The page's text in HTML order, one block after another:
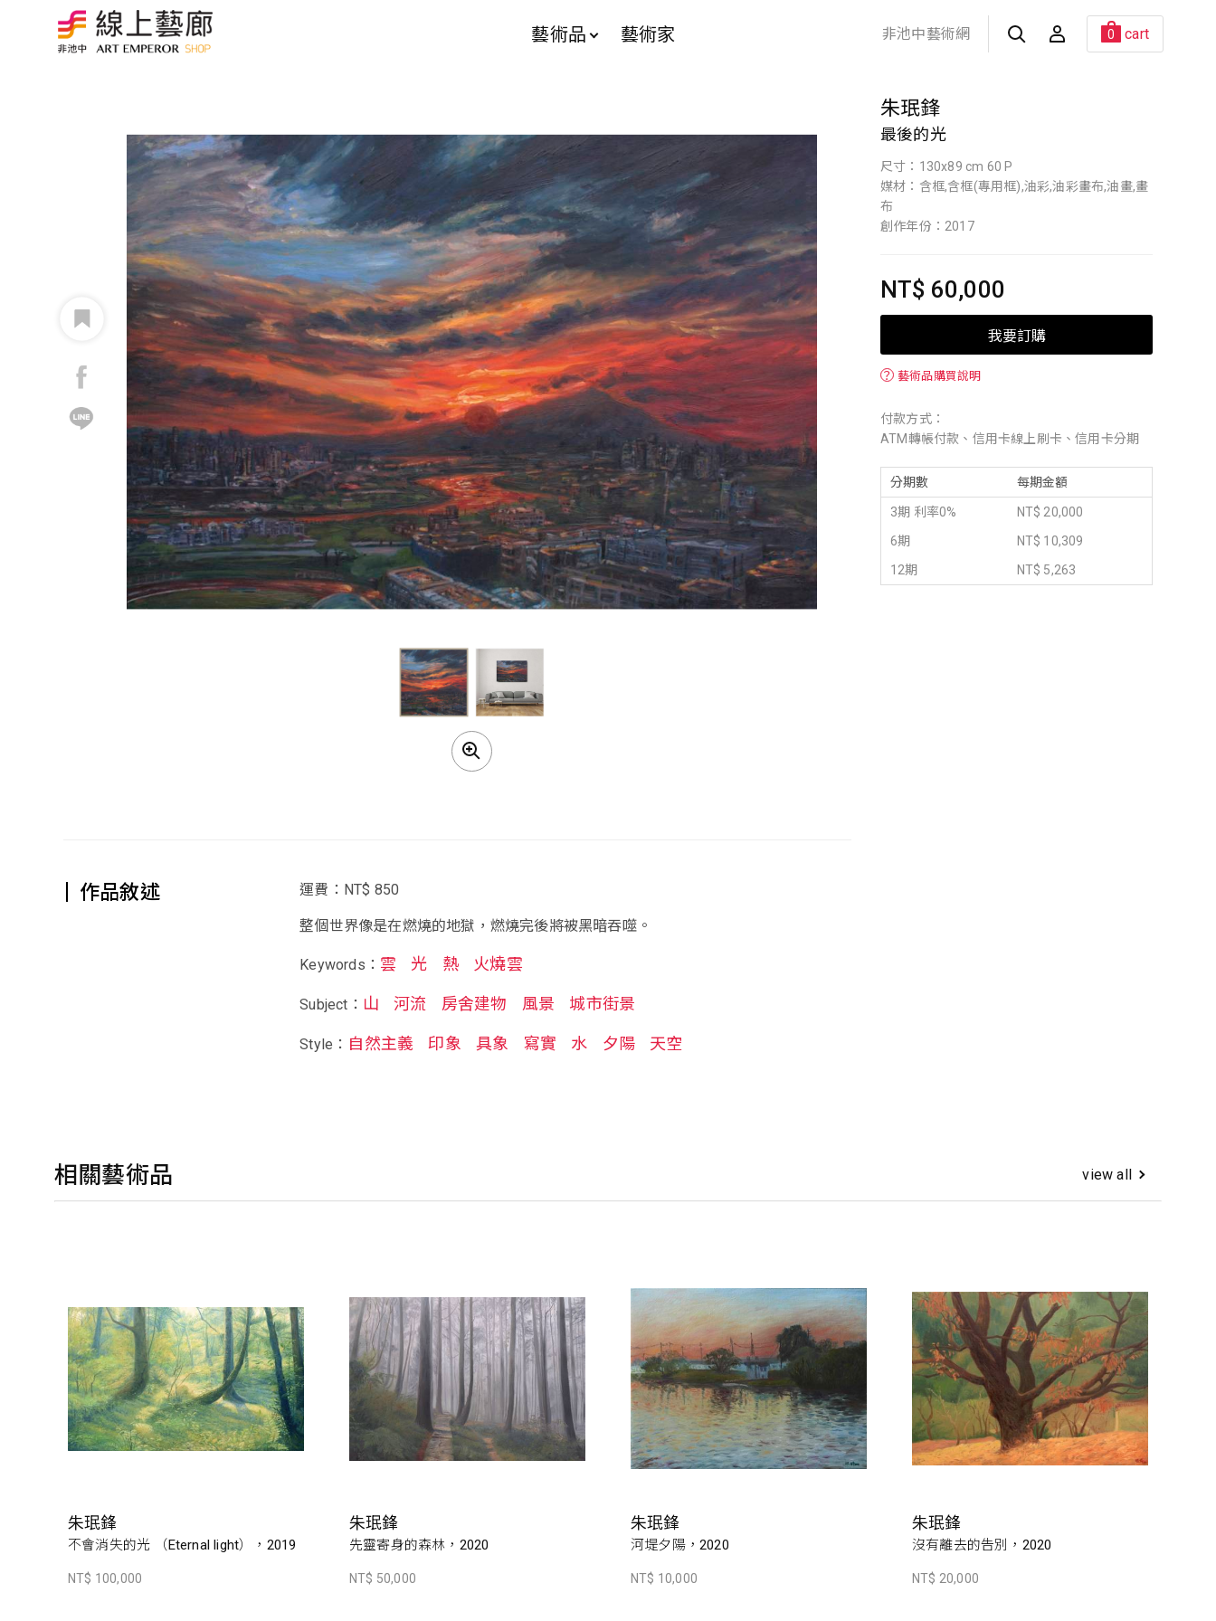
藝術品 藝術家 非池中藝術網 0 cart
朱珉鋒
最後的光
尺寸：130x89 cm 60 P
媒材：含框,含框(專用框),油彩,油彩畫布,油畫,畫
布
創作年份：2017
NT$ 60,000
我要訂購
？ 藝術品購買說明
付款方式：
ATM轉帳付款、信用卡線上刷卡、信用卡分期
分期數 每期金額
3期 利率0%
NT$ 20,000
6期
NT$ 10,309
12期
NT$ 5,263
作品敘述 運費：NT$ 850
整個世界像是在燃燒的地獄，燃燒完後將被黑暗吞噬。
Keywords： 雲 光 熱 火燒雲
Subject： 山 河流 房舍建物 風景 城市街景
Style： 自然主義 印象 具象 寫實 水 夕陽 天空
相關藝術品 view all
朱珉鋒
不會消失的光 （Eternal light），2019
NT$ 100,000
朱珉鋒
先靈寄身的森林，2020
NT$ 50,000
朱珉鋒
河堤夕陽，2020
NT$ 10,000
朱珉鋒
沒有離去的告別，2020
NT$ 20,000